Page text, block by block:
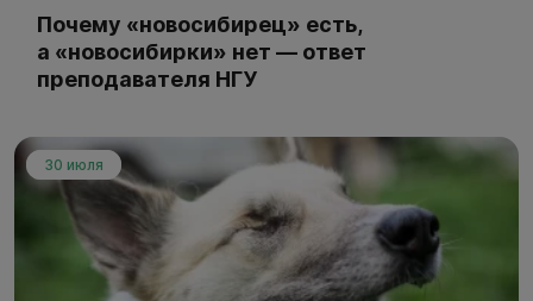
Почему «новосибирец» есть,
а «новосибирки» нет — ответ
преподавателя НГУ
30 июля